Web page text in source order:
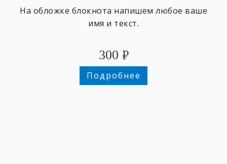
На обложке блокнота напишем любое ваше
имя и текст.
300 ₽
Подробнее